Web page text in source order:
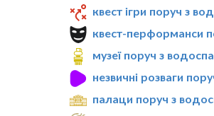
квест ігри поруч з
квест-перформанси
музеї поруч з
незвичні розваги
палаци поруч з